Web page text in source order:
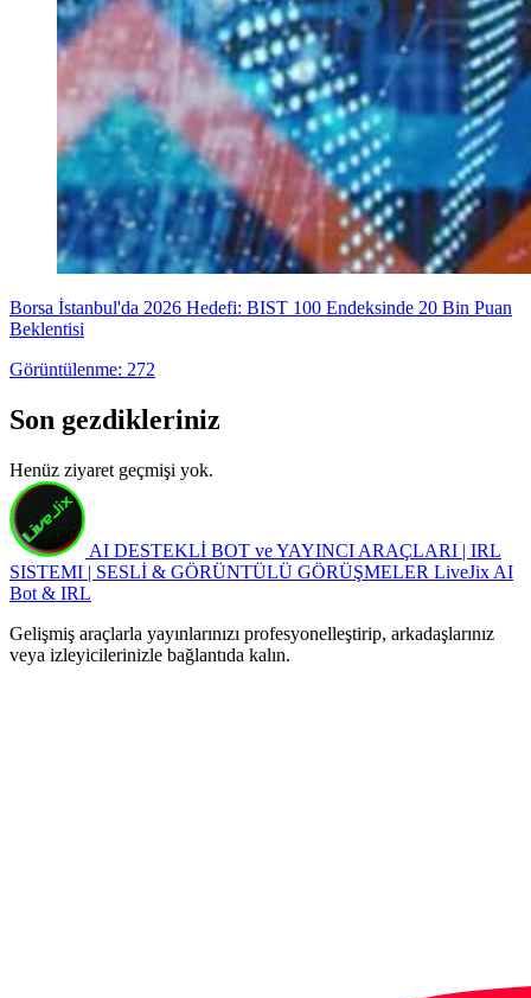
Borsa İstanbul'da 2026 Hedefi: BIST 100 Endeksinde 20 Bin Puan
Beklentisi
Görüntülenme: 272
Son gezdikleriniz
Henüz ziyaret geçmişi yok.
AI DESTEKLİ BOT ve YAYINCI ARAÇLARI | IRL
SISTEMI | SESLİ & GÖRÜNTÜLÜ GÖRÜŞMELER LiveJix AI
Bot & IRL
Gelişmiş araçlarla yayınlarınızı profesyonelleştirip, arkadaşlarınız
veya izleyicilerinizle bağlantıda kalın.